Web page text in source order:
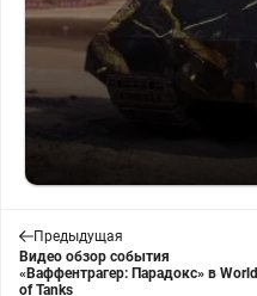
Предыдущая
Видео обзор события
«Ваффентрагер: Парадокс» в World
of Tanks